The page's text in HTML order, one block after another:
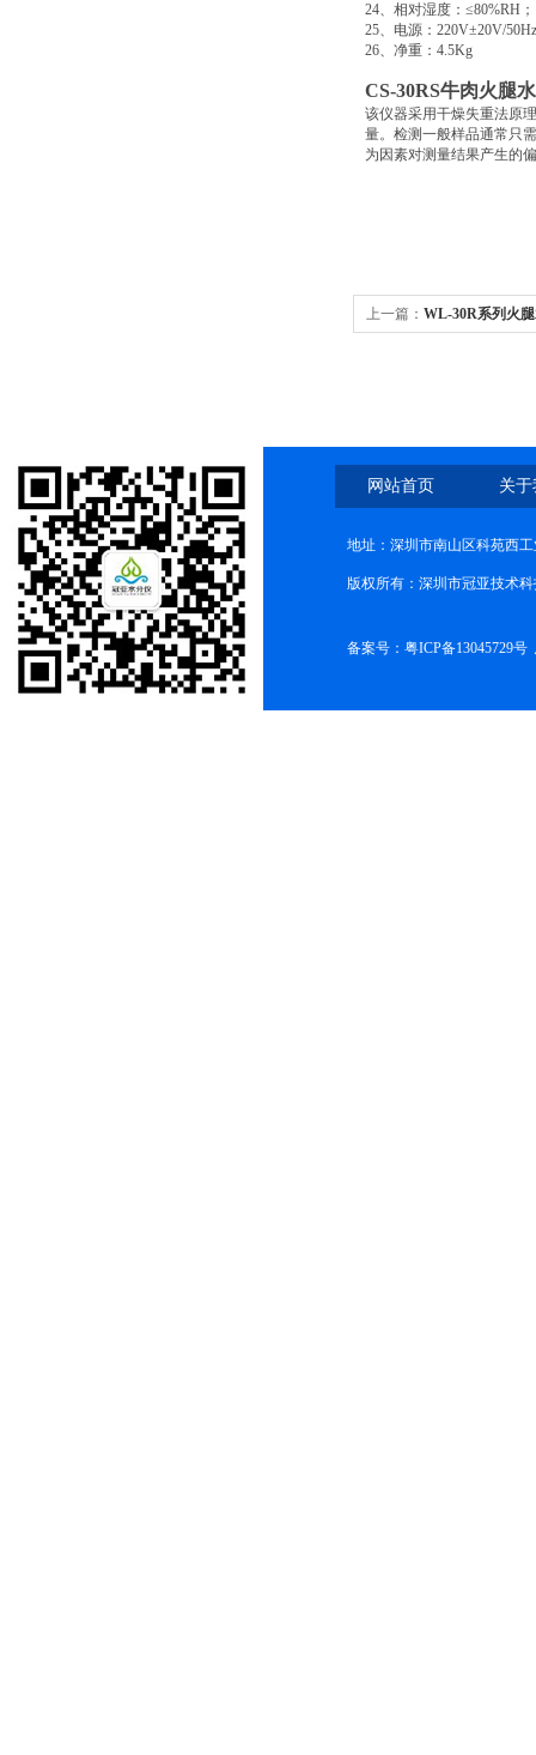
24、相对湿度： ≤80%RΗ ；
25、电源： 220V±20V/
26、净重： 4.5Kg
CS-30RS牛肉火腿
该仪器采用干燥失重法原
量。检测一般样品通常只
为因素对测量结果产生的
上一篇： WL-30R系列火
网站首页 关
地址：深圳市南山区科苑西
版权所有：深圳市冠亚技术
备案号： 粤ICP备13045729号